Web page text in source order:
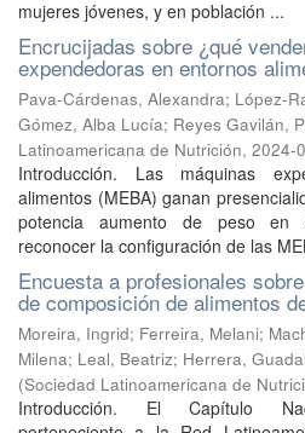
mujeres jóvenes, y en población ...
Encrucijadas sobre ¿qué
expendedoras en entornos
Pava-Cárdenas, Alexandra; López-
Gómez, Alba Lucía; Reyes Gavilán,
Latinoamericana de Nutrición, 2024-
Introducción. Las máquinas
alimentos (MEBA) ganan
potencia aumento de peso en
reconocer la configuración de las
Encuesta a profesionales
de composición de alimentos
Moreira, Ingrid; Ferreira, Melani;
Milena; Leal, Beatriz; Herrera,
(Sociedad Latinoamericana de
Introducción. El Capítulo